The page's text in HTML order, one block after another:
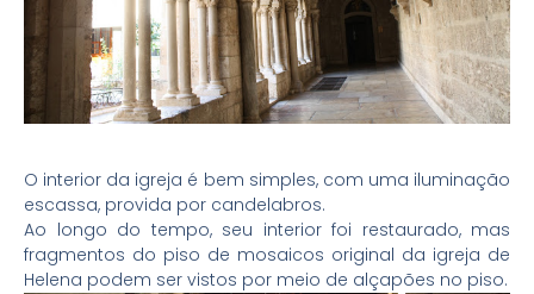
O interior da igreja é bem simples, com uma iluminação
escassa, provida por candelabros.
Ao longo do tempo, seu interior foi restaurado, mas
fragmentos do piso de mosaicos original da igreja de
Helena podem ser vistos por meio de alçapões no piso.